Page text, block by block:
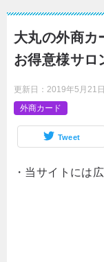
大丸の外商
お得意様サロ
更新日： 2019年5月21日
外商カード
Tweet
・当サイトには